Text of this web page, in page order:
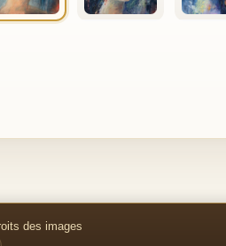
des images